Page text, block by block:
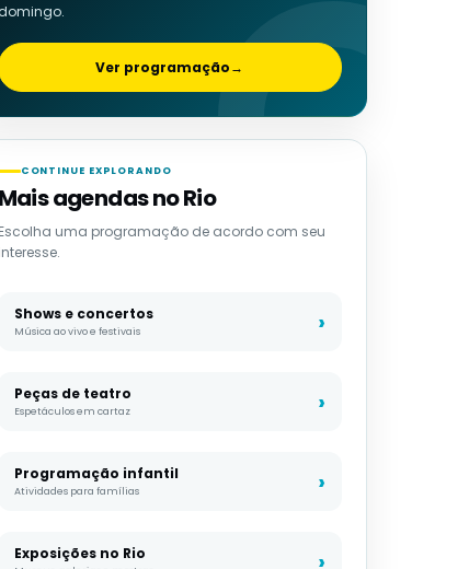
Ver programação→
CONTINUE EXPLORANDO
Mais agendas no Rio
Escolha uma programação de acordo com seu
interesse.
Shows e concertos
Música ao vivo e festivais
Peças de teatro
Espetáculos em cartaz
Programação infantil
Atividades para famílias
Exposições no Rio